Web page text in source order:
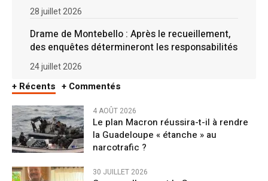
28 juillet 2026
Drame de Montebello : Après le recueillement,
des enquêtes détermineront les responsabilités
24 juillet 2026
+ Récents + Commentés
4 AOÛT 2026
Le plan Macron réussira-t-il à rendre
la Guadeloupe « étanche » au
narcotrafic ?
30 JUILLET 2026